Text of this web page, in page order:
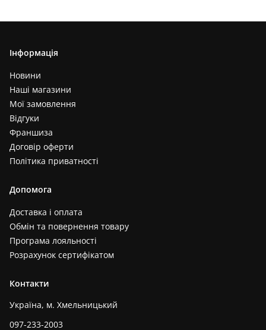
Інформація
Новини
Наші магазини
Мої замовлення
Відгуки
Франшиза
Договір оферти
Політика приватності
Допомога
Доставка і оплата
Обмін та повернення товару
Програма лояльності
Розрахунок сертифікатом
Контакти
Україна, м. Хмельницький
097-233-2003